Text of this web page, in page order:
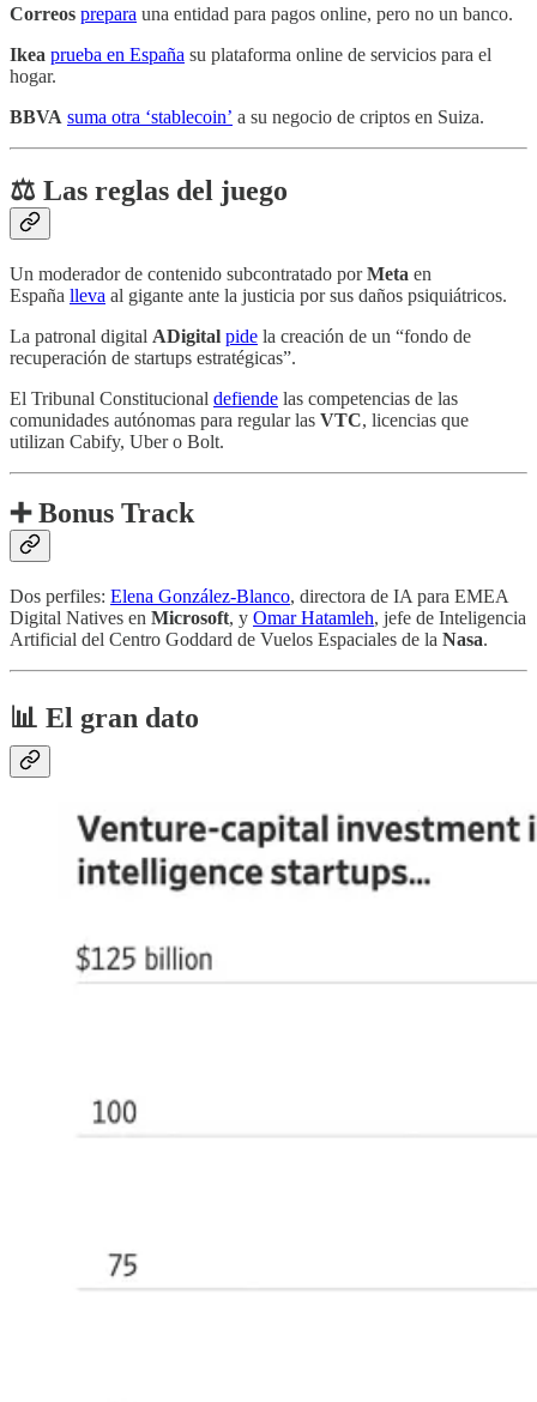
Correos prepara una entidad para pagos online, pero no un banco.
Ikea prueba en España su plataforma online de servicios para el
hogar.
BBVA suma otra ‘stablecoin’ a su negocio de criptos en Suiza.
⚖️ Las reglas del juego
Un moderador de contenido subcontratado porMeta en
España lleva al gigante ante la justicia por sus daños psiquiátricos.
La patronal digital ADigital pide la creación de un “fondo de
recuperación de startups estratégicas”.
El Tribunal Constitucional defiende las competencias de las
comunidades autónomas para regular las VTC, licencias que
utilizan Cabify, Uber o Bolt.
➕ Bonus Track
Dos perfiles: Elena González-Blanco, directora de IA para EMEA
Digital Natives en Microsoft, y Omar Hatamleh, jefe de Inteligencia
Artificial del Centro Goddard de Vuelos Espaciales de la Nasa.
📊 El gran dato